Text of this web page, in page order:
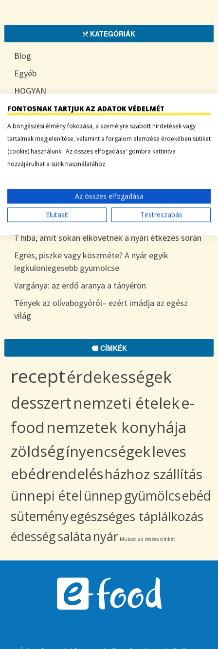
KATEGÓRIÁK
Blog
Egyéb
HOGYAN
TUDATOSAN
LEGFRISSEBB BEJEGYZÉSEK
desszert
Tökszezon: sokoldalú alapanyagok a nyártól
egészen télig
7 hiba, amit sokan elkövetnek a nyári étkezés során
Egres, piszke vagy köszméte? A nyár egyik
legkülönlegesebb gyümölcse
Vargánya: az erdő aranya a tányéron
Tények az olívabogyóról– ezért imádja az egész
világ
CÍMKÉK
receptérdekességek
desszertnemzeti ételeke-
food nemzetek konyhája
zöldségínyencségekleves
ebédrendelésházhoz szállítás
ünnepi ételünnepgyümölcsebéd
süteményegészséges táplálkozás
édességsaláta nyár Mutasd az összes címkét
FONTOSNAK TARTJUK AZ ADATOK VÉDELMÉT
A böngészési élmény fokozása, a személyre szabott hirdetések vagy
tartalmak megjelenítése, valamint a forgalom elemzése érdekében sütiket
(cookie) használunk. 'Az összes elfogadása' gombra kattintva
hozzájárulhat a sütik használatához.
Az összes elfogadása
Elutasít
Testreszabás